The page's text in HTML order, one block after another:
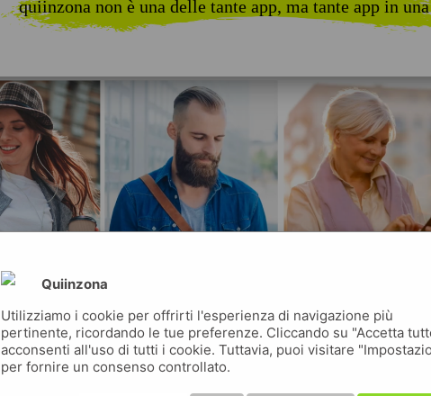
quiinzona non è una delle tante app, ma tante app in
Quiinzona
Utilizziamo i cookie per offrirti l'esperienza di navigazione più
pertinente, ricordando le tue preferenze. Cliccando su "Accetta
acconsenti all'uso di tutti i cookie. Tuttavia, puoi visitare
per fornire un consenso controllato.